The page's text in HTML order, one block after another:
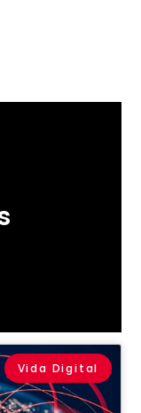
Vida Digital